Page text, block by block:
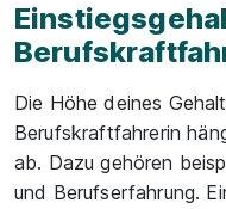
Die Höhe deines
Berufskraftfahrerin
ab. Dazu gehören
und Berufserfahrung.